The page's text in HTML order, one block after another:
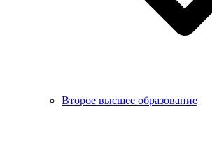
Второе высшее образование